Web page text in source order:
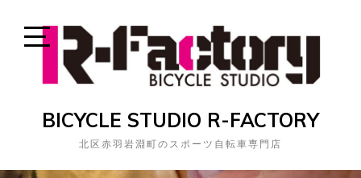
Open
Sidebar
BICYCLE STUDIO R-FACTORY
北区赤羽岩淵町のスポーツ自転車専門店